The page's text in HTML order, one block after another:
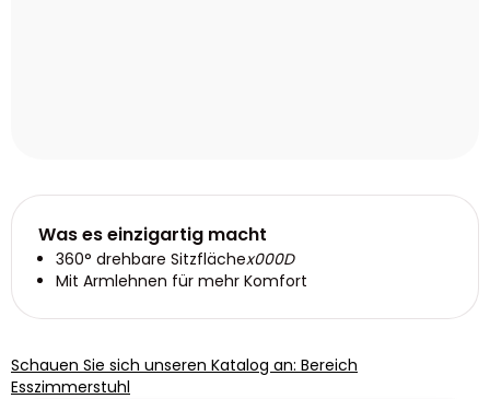
Was es einzigartig macht
360° drehbare Sitzflächex000D
Mit Armlehnen für mehr Komfort
Schauen Sie sich unseren Katalog an: Bereich
Esszimmerstuhl